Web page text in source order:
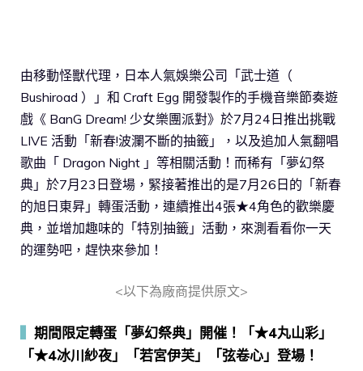
由移動怪獸代理，日本人氣娛樂公司「武士道（
Bushiroad ）」和 Craft Egg 開發製作的手機音樂節奏遊
戲《 BanG Dream! 少女樂團派對》於7月24日推出挑戰
LIVE 活動「新春!波瀾不斷的抽籤」，以及追加人氣翻唱
歌曲「 Dragon Night 」等相關活動！而稀有「夢幻祭
典」於7月23日登場，緊接著推出的是7月26日的「新春
的旭日東昇」轉蛋活動，連續推出4張★4角色的歡樂慶
典，並增加趣味的「特別抽籤」活動，來測看看你一天
的運勢吧，趕快來參加！
<以下為廠商提供原文>
期間限定轉蛋「夢幻祭典」開催！「★4丸山彩」
「★4冰川紗夜」「若宮伊芙」「弦卷心」登場！